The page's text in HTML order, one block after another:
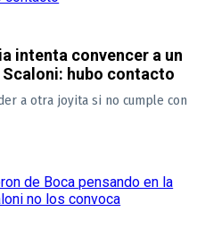
intenta convencer a un
hubo contacto
a otra joyita si no cumple con